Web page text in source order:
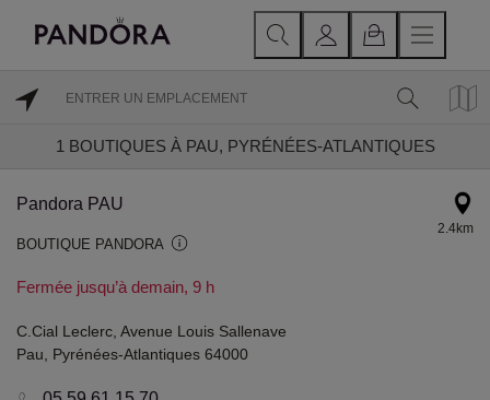
1 BOUTIQUES À PAU, PYRÉNÉES-ATLANTIQUES
Pandora PAU
BOUTIQUE PANDORA
Fermée jusqu’à demain, 9 h
2.4km
C.Cial Leclerc, Avenue Louis Sallenave
Pau, Pyrénées-Atlantiques 64000